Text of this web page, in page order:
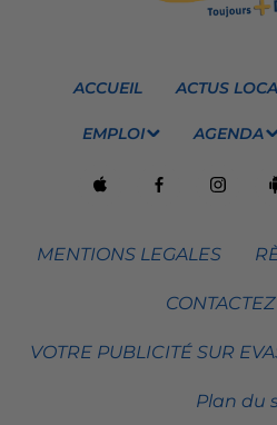
ACCUEIL ACTUS
EMPLOI AGENDA
MENTIONS LEGALES
VOTRE PUBLICITÉ SUR
Plan du